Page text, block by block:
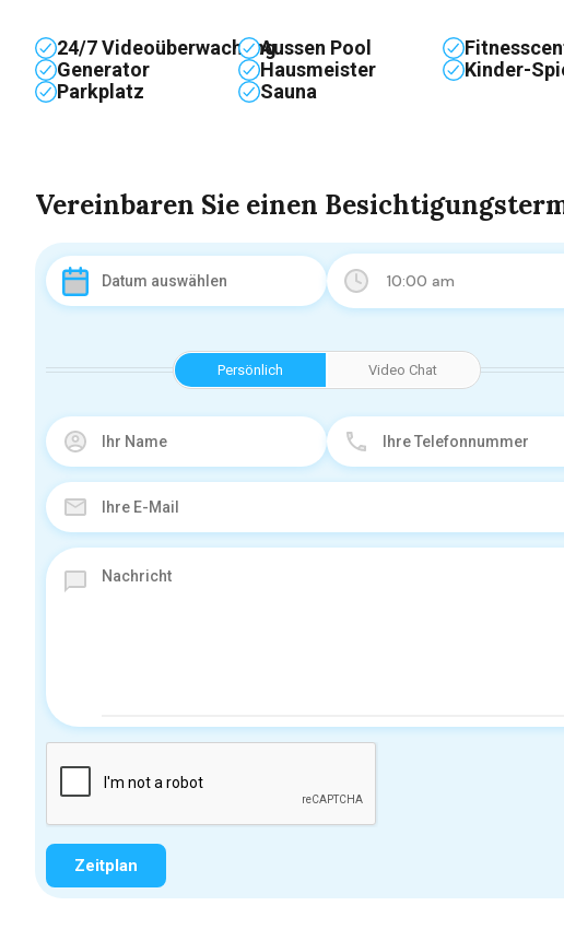
24/7 VideoüberwachungAussen Pool
Generator
Hausmeister Kinder-
Parkplatz
Sauna
Vereinbaren Sie einen
10:00 am
Persönlich Video Chat